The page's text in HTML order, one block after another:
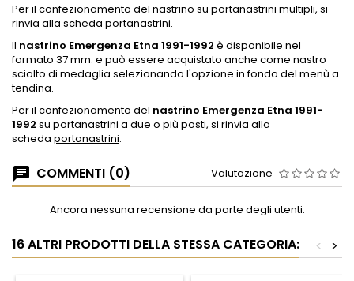
Per il confezionamento del nastrino su portanastrini multipli, si
rinvia alla scheda portanastrini.
Il nastrino Emergenza Etna 1991-1992 è disponibile nel
formato 37 mm. e può essere acquistato anche come nastro
sciolto di medaglia selezionando l'opzione in fondo del menù a
tendina.
Per il confezionamento del nastrino Emergenza Etna 1991-
1992 su portanastrini a due o più posti, si rinvia alla
scheda portanastrini.
COMMENTI (0) Valutazione
Ancora nessuna recensione da parte degli utenti.
16 ALTRI PRODOTTI DELLA STESSA CATEGORIA: >
<